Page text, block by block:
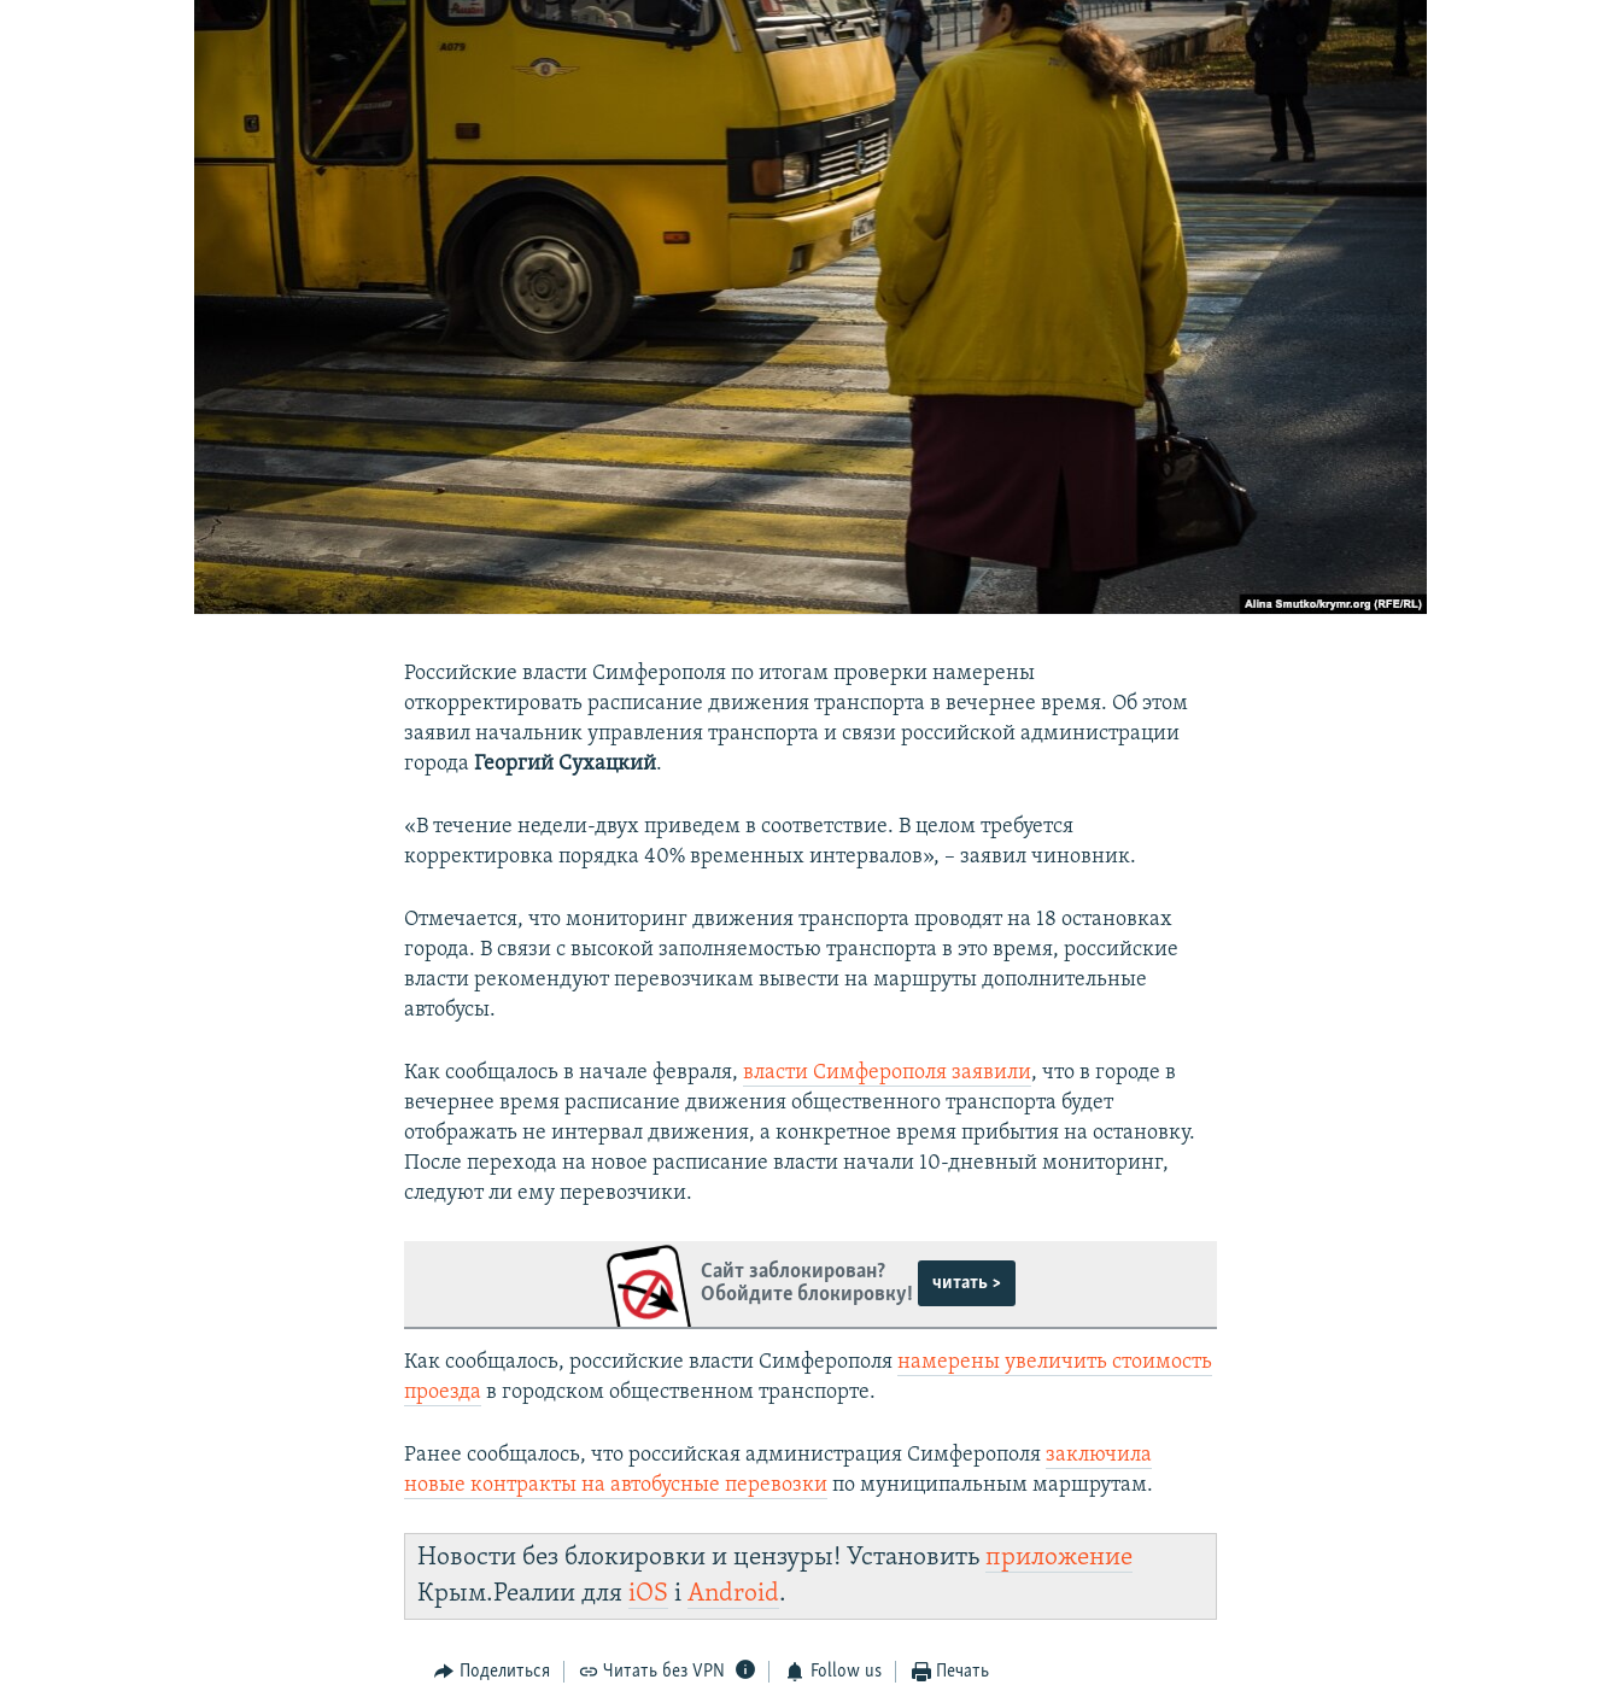
УКРАИНСКАЯ ПРОБЛЕМА КРЫМА
Российские власти Симферополя по итогам проверки намерены
откорректировать расписание движения транспорта в вечернее время. Об этом
заявил начальник управления транспорта и связи российской администрации
городаГеоргий Сухацкий.
«В течение недели-двух приведем в соответствие. В целом требуется
корректировка порядка 40% временных интервалов», – заявил чиновник.
Отмечается, что мониторинг движения транспорта проводят на 18 остановках
города. В связи с высокой заполняемостью транспорта в это время, российские
власти рекомендуют перевозчикам вывести на маршруты дополнительные
автобусы.
Как сообщалось в начале февраля,власти Симферополя заявили, что в городе в
вечернее время расписание движения общественного транспорта будет
отображать не интервал движения, а конкретное время прибытия на остановку.
После перехода на новое расписание власти начали 10-дневный мониторинг,
следуют ли ему перевозчики.
Сайт заблокирован?
Обойдите блокировку!
читать >
Как сообщалось, российские власти Симферополянамерены увеличить стоимость
проезда в городском общественном транспорте.
Ранее сообщалось, что российская администрация Симферополязаключила
новые контракты на автобусные перевозки по муниципальным маршрутам.
Новости без блокировки и цензуры! Установитьприложение
Крым.Реалии дляiOS іAndroid.
Поделиться Читать без VPN Follow us Печать